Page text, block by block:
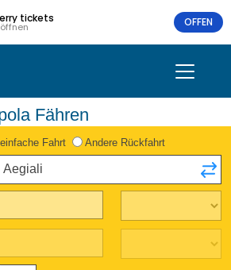
tickets OFFEN
Fähren
einfache Fahrt Andere Rückfahrt